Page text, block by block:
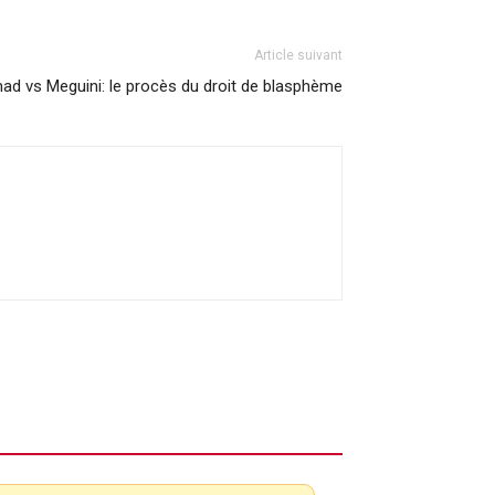
Article suivant
vs Meguini: le procès du droit de blasphème